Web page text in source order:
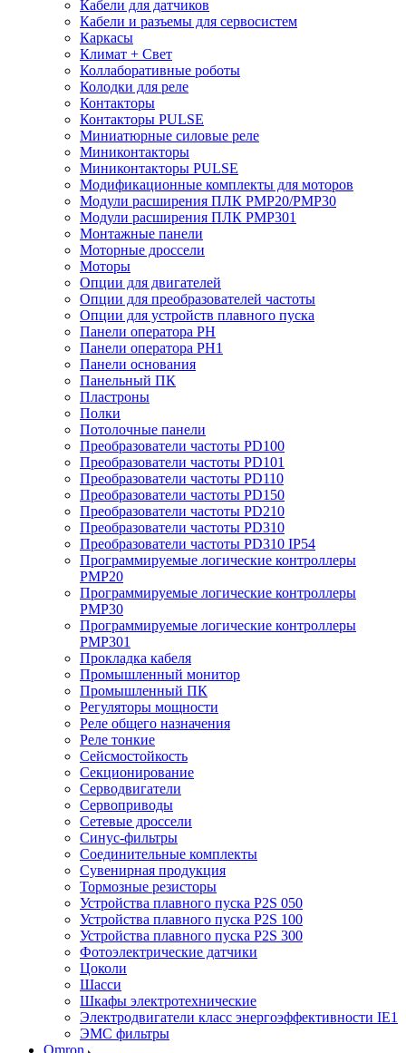
Кабели для датчиков
Кабели и разъемы для сервосистем
Каркасы
Климат + Свет
Коллаборативные роботы
Колодки для реле
Контакторы
Контакторы PULSE
Миниатюрные силовые реле
Миниконтакторы
Миниконтакторы PULSE
Модификационные комплекты для моторов
Модули расширения ПЛК PMP20/PMP30
Модули расширения ПЛК PMP301
Монтажные панели
Моторные дроссели
Моторы
Опции для двигателей
Опции для преобразователей частоты
Опции для устройств плавного пуска
Панели оператора PH
Панели оператора PH1
Панели основания
Панельный ПК
Пластроны
Полки
Потолочные панели
Преобразователи частоты PD100
Преобразователи частоты PD101
Преобразователи частоты PD110
Преобразователи частоты PD150
Преобразователи частоты PD210
Преобразователи частоты PD310
Преобразователи частоты PD310 IP54
Программируемые логические контроллеры
PMP20
Программируемые логические контроллеры
PMP30
Программируемые логические контроллеры
PMP301
Прокладка кабеля
Промышленный монитор
Промышленный ПК
Регуляторы мощности
Реле общего назначения
Реле тонкие
Сейсмостойкость
Секционирование
Серводвигатели
Сервоприводы
Сетевые дроссели
Синус-фильтры
Соединительные комплекты
Сувенирная продукция
Тормозные резисторы
Устройства плавного пуска P2S 050
Устройства плавного пуска P2S 100
Устройства плавного пуска P2S 300
Фотоэлектрические датчики
Цоколи
Шасси
Шкафы электротехнические
Электродвигатели класс энергоэффективности IE1
ЭМС фильтры
Omron